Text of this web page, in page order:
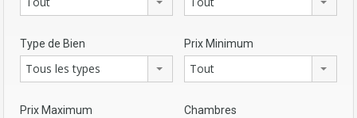
Type de Bien
Tous les types
Prix Minimum
Tout
Prix Maximum Chambres